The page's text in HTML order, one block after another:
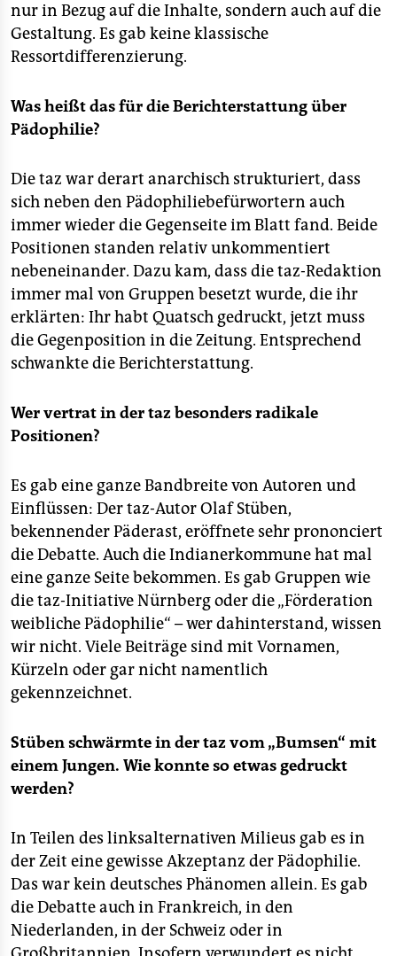
nur in Bezug auf die Inhalte, sondern auch auf die
Gestaltung. Es gab keine klassische
Ressortdifferenzierung.
Was heißt das für die Berichterstattung über
Pädophilie?
Die taz war derart anarchisch strukturiert, dass
sich neben den Pädophiliebefürwortern auch
immer wieder die Gegenseite im Blatt fand. Beide
Positionen standen relativ unkommentiert
nebeneinander. Dazu kam, dass die taz-Redaktion
immer mal von Gruppen besetzt wurde, die ihr
erklärten: Ihr habt Quatsch gedruckt, jetzt muss
die Gegenposition in die Zeitung. Entsprechend
schwankte die Berichterstattung.
Wer vertrat in der taz besonders radikale
Positionen?
Es gab eine ganze Bandbreite von Autoren und
Einflüssen: Der taz-Autor Olaf Stüben,
bekennender Päderast, eröffnete sehr prononciert
die Debatte. Auch die Indianerkommune hat mal
eine ganze Seite bekommen. Es gab Gruppen wie
die taz-Initiative Nürnberg oder die „Förderation
weibliche Pädophilie“ – wer dahinterstand, wissen
wir nicht. Viele Beiträge sind mit Vornamen,
Kürzeln oder gar nicht namentlich
gekennzeichnet.
Stüben schwärmte in der taz vom „Bumsen“ mit
einem Jungen. Wie konnte so etwas gedruckt
werden?
In Teilen des linksalternativen Milieus gab es in
der Zeit eine gewisse Akzeptanz der Pädophilie.
Das war kein deutsches Phänomen allein. Es gab
die Debatte auch in Frankreich, in den
Niederlanden, in der Schweiz oder in